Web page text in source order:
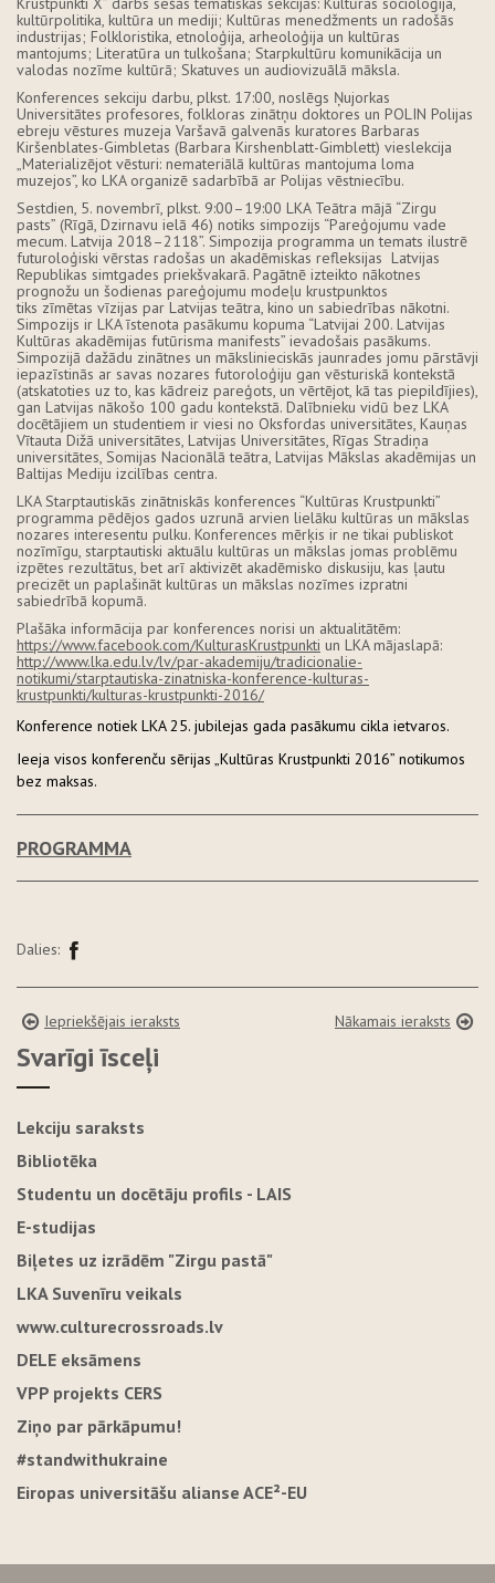
kultūrpolitika, kultūra un mediji; Kultūras menedžments un radošās
industrijas; Folkloristika, etnoloģija, arheoloģija un kultūras
mantojums; Literatūra un tulkošana; Starpkultūru komunikācija un
valodas nozīme kultūrā; Skatuves un audiovizuālā māksla.
Konferences sekciju darbu, plkst. 17:00, noslēgs Ņujorkas
Universitātes profesores, folkloras zinātņu doktores un POLIN Polijas
ebreju vēstures muzeja Varšavā galvenās kuratores Barbaras
Kiršenblates-Gimbletas (Barbara Kirshenblatt-Gimblett) vieslekcija
„Materializējot vēsturi: nemateriālā kultūras mantojuma loma
muzejos”, ko LKA organizē sadarbībā ar Polijas vēstniecību.
Sestdien, 5. novembrī, plkst. 9:00–19:00 LKA Teātra mājā “Zirgu
pasts” (Rīgā, Dzirnavu ielā 46) notiks simpozijs “Pareģojumu vade
mecum. Latvija 2018–2118”. Simpozija programma un temats ilustrē
futuroloģiski vērstas radošas un akadēmiskas refleksijas Latvijas
Republikas simtgades priekšvakarā. Pagātnē izteikto nākotnes
prognožu un šodienas pareģojumu modeļu krustpunktos
tiks zīmētas vīzijas par Latvijas teātra, kino un sabiedrības nākotni.
Simpozijs ir LKA īstenota pasākumu kopuma “Latvijai 200. Latvijas
Kultūras akadēmijas futūrisma manifests” ievadošais pasākums.
Simpozijā dažādu zinātnes un mākslinieciskās jaunrades jomu pārstāvji
iepazīstinās ar savas nozares futoroloģiju gan vēsturiskā kontekstā
(atskatoties uz to, kas kādreiz pareģots, un vērtējot, kā tas piepildījies),
gan Latvijas nākošo 100 gadu kontekstā. Dalībnieku vidū bez LKA
docētājiem un studentiem ir viesi no Oksfordas universitātes, Kauņas
Vītauta Dižā universitātes, Latvijas Universitātes, Rīgas Stradiņa
universitātes, Somijas Nacionālā teātra, Latvijas Mākslas akadēmijas un
Baltijas Mediju izcilības centra.
LKA Starptautiskās zinātniskās konferences “Kultūras Krustpunkti”
programma pēdējos gados uzrunā arvien lielāku kultūras un mākslas
nozares interesentu pulku. Konferences mērķis ir ne tikai publiskot
nozīmīgu, starptautiski aktuālu kultūras un mākslas jomas problēmu
izpētes rezultātus, bet arī aktivizēt akadēmisko diskusiju, kas ļautu
precizēt un paplašināt kultūras un mākslas nozīmes izpratni
sabiedrībā kopumā.
Plašāka informācija par konferences norisi un aktualitātēm:
https://www.facebook.com/KulturasKrustpunkti un LKA mājaslapā:
http://www.lka.edu.lv/lv/par-akademiju/tradicionalie-
notikumi/starptautiska-zinatniska-konference-kulturas-
krustpunkti/kulturas-krustpunkti-2016/
Konference notiek LKA 25. jubilejas gada pasākumu cikla ietvaros.
Ieeja visos konferenču sērijas „Kultūras Krustpunkti 2016” notikumos
bez maksas.
PROGRAMMA
Dalies:
Iepriekšējais ieraksts Nākamais ieraksts
Svarīgi īsceļi
Lekciju saraksts
Bibliotēka
Studentu un docētāju profils - LAIS
E-studijas
Biļetes uz izrādēm "Zirgu pastā"
LKA Suvenīru veikals
www.culturecrossroads.lv
DELE eksāmens
VPP projekts CERS
Ziņo par pārkāpumu!
#standwithukraine
Eiropas universitāšu alianse ACE²-EU